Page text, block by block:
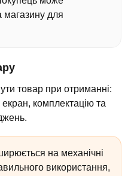
для
товар при отриманні:
екран, комплектацію та
на механічні
використання,